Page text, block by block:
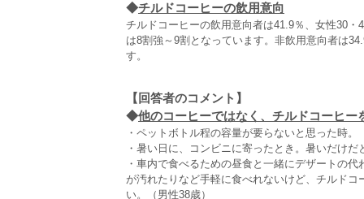
◆チルドコーヒーの飲用意向
チルドコーヒーの飲用意向者は41.9％、女性30
は8割強～9割となっています。非飲用意向者は
す。
【回答者のコメント】
◆他のコーヒーではなく、チルドコーヒー
・ペットボトル程の容量が要らないと思った時。
・暑い日に、コンビニに寄ったとき。暑いだけ
・車内で食べるための昼食と一緒にデザートの
が汚れたりなど手軽に食べれないけど、チルド
い。（男性38歳）